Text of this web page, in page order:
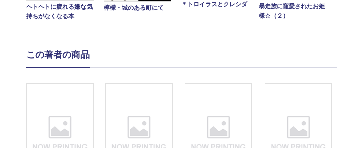
ヘトヘトに疲れる嫌な気
持ちがなくなる本
檸檬・城のある町にて ＊トロイラスとクレシダ
暴走族に寵愛されたお姫
様☆（２）
この著者の商品